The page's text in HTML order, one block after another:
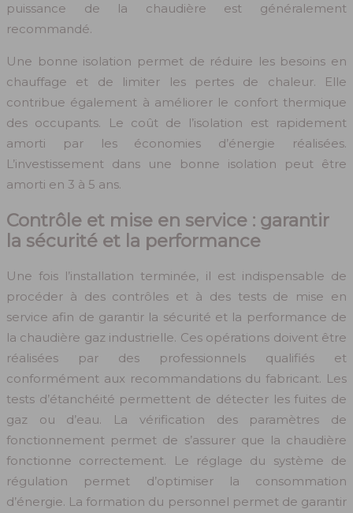
puissance de la chaudière est généralement
recommandé.
Une bonne isolation permet de réduire les besoins en
chauffage et de limiter les pertes de chaleur. Elle
contribue également à améliorer le confort thermique
des occupants. Le coût de l’isolation est rapidement
amorti par les économies d’énergie réalisées.
L’investissement dans une bonne isolation peut être
amorti en 3 à 5 ans.
Contrôle et mise en service : garantir
la sécurité et la performance
Une fois l’installation terminée, il est indispensable de
procéder à des contrôles et à des tests de mise en
service afin de garantir la sécurité et la performance de
la chaudière gaz industrielle. Ces opérations doivent être
réalisées par des professionnels qualifiés et
conformément aux recommandations du fabricant. Les
tests d’étanchéité permettent de détecter les fuites de
gaz ou d’eau. La vérification des paramètres de
fonctionnement permet de s’assurer que la chaudière
fonctionne correctement. Le réglage du système de
régulation permet d’optimiser la consommation
d’énergie. La formation du personnel permet de garantir